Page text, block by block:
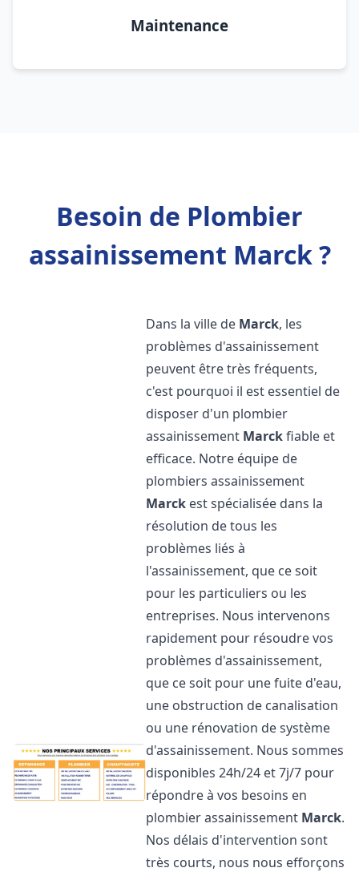
Maintenance
Besoin de Plombier
assainissement Marck ?
Dans la ville de Marck, les
problèmes d'assainissement
peuvent être très fréquents,
c'est pourquoi il est essentiel de
disposer d'un plombier
assainissement Marckfiable et
efficace. Notre équipe de
plombiers assainissement
Marck est spécialisée dans la
résolution de tous les
problèmes liés à
l'assainissement, que ce soit
pour les particuliers ou les
entreprises. Nous intervenons
rapidement pour résoudre vos
problèmes d'assainissement,
que ce soit pour une fuite d'eau,
une obstruction de canalisation
ou une rénovation de système
d'assainissement. Nous sommes
disponibles 24h/24 et 7j/7 pour
répondre à vos besoins en
plombier assainissement Marck.
Nos délais d'intervention sont
très courts, nous nous efforçons